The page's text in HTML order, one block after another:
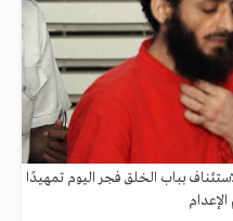
بباب الخلق فجر اليوم تمهيدًا